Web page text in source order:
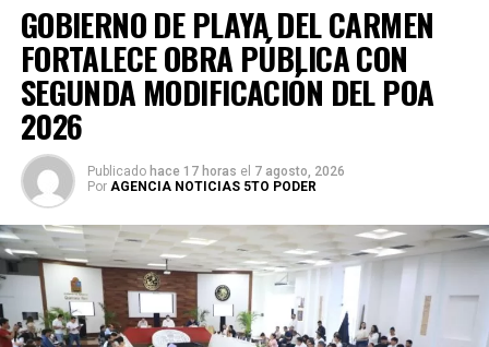
En el marco del proceso interno de Morena para definir la
defensa de la transformación en Quintana Roo, Marín
explicó que su decisión de participar responde al llamado
de militantes, fundadores y ciudadanos que conocen su
GOBIERNO DE PLAYA DEL CARMEN
FORTALECE OBRA PÚBLICA CON
SEGUNDA MODIFICACIÓN DEL POA
2026
Publicado hace 17 horas el 7 agosto, 2026
Por AGENCIA NOTICIAS 5TO PODER